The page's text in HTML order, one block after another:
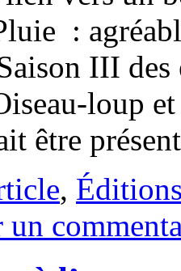
:
III des
loup
être
,
un